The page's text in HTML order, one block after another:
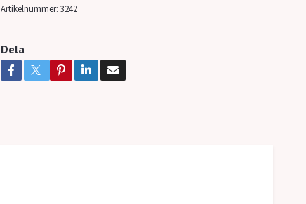
Artikelnummer: 3242
Dela